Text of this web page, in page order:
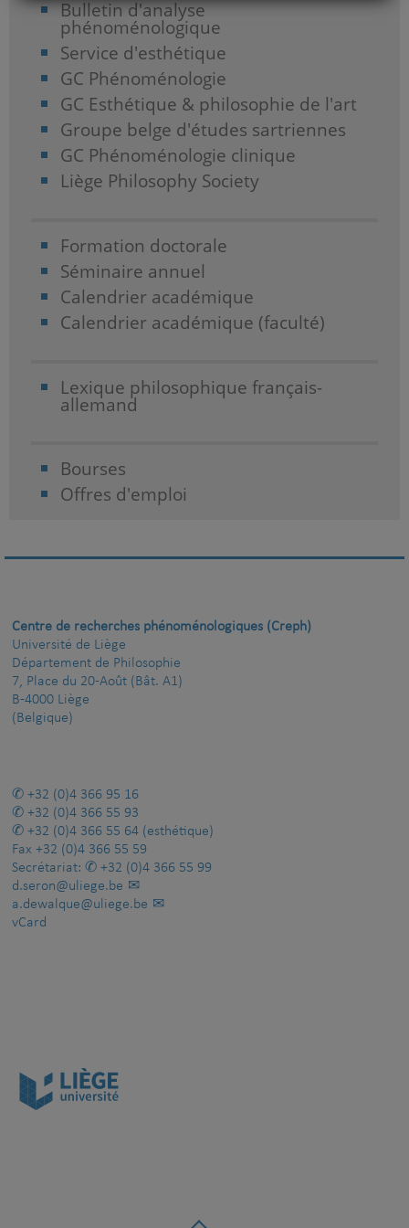
Bulletin d'analyse
phénoménologique
Service d'esthétique
GC Phénoménologie
GC Esthétique & philosophie de l'art
Groupe belge d'études sartriennes
GC Phénoménologie clinique
Liège Philosophy Society
Formation doctorale
Séminaire annuel
Calendrier académique
Calendrier académique (faculté)
Lexique philosophique français-
allemand
Bourses
Offres d'emploi
Centre de recherches phénoménologiques (Creph)
Université de Liège
Département de Philosophie
7, Place du 20-Août (Bât. A1)
B-4000 Liège
(Belgique)
+32 (0)4 366 95 16
+32 (0)4 366 55 93
+32 (0)4 366 55 64 (esthétique)
Fax +32 (0)4 366 55 59
Secrétariat:
+32 (0)4 366 55 99
d.seron@uliege.be
a.dewalque@uliege.be
vCard